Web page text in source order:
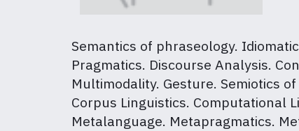
Semantics of phraseology.
Pragmatics. Discourse Analysis.
Multimodality. Gesture. Semiotics
Corpus Linguistics. Computational
Metalanguage. Metapragmatics.